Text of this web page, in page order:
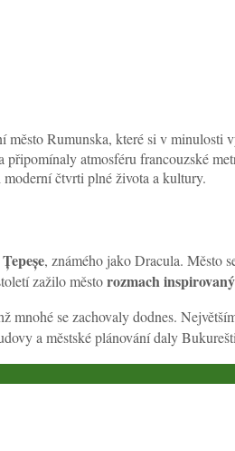
město Rumunska, které si v minulosti
atmosféru francouzské
moderní čtvrti plné života a kultury.
, známého jako Dracula. Město
zažilo městorozmach
mnohé se zachovaly dodnes.
a městské plánování daly